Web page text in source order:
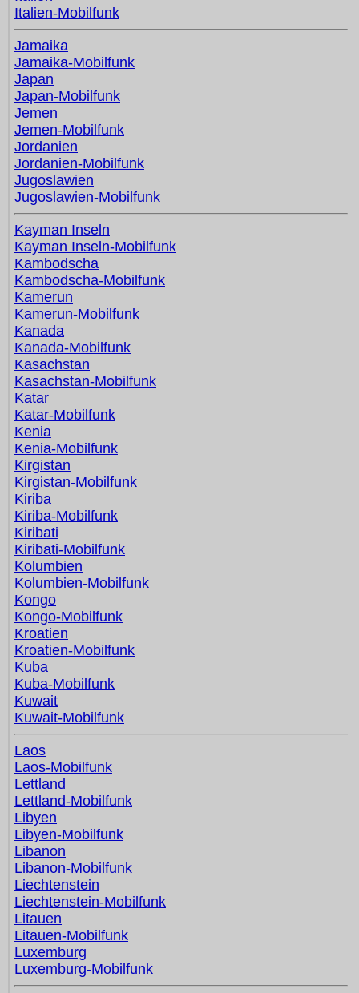
Italien-Mobilfunk
Jamaika
Jamaika-Mobilfunk
Japan
Japan-Mobilfunk
Jemen
Jemen-Mobilfunk
Jordanien
Jordanien-Mobilfunk
Jugoslawien
Jugoslawien-Mobilfunk
Kayman Inseln
Kayman Inseln-Mobilfunk
Kambodscha
Kambodscha-Mobilfunk
Kamerun
Kamerun-Mobilfunk
Kanada
Kanada-Mobilfunk
Kasachstan
Kasachstan-Mobilfunk
Katar
Katar-Mobilfunk
Kenia
Kenia-Mobilfunk
Kirgistan
Kirgistan-Mobilfunk
Kiriba
Kiriba-Mobilfunk
Kiribati
Kiribati-Mobilfunk
Kolumbien
Kolumbien-Mobilfunk
Kongo
Kongo-Mobilfunk
Kroatien
Kroatien-Mobilfunk
Kuba
Kuba-Mobilfunk
Kuwait
Kuwait-Mobilfunk
Laos
Laos-Mobilfunk
Lettland
Lettland-Mobilfunk
Libyen
Libyen-Mobilfunk
Libanon
Libanon-Mobilfunk
Liechtenstein
Liechtenstein-Mobilfunk
Litauen
Litauen-Mobilfunk
Luxemburg
Luxemburg-Mobilfunk